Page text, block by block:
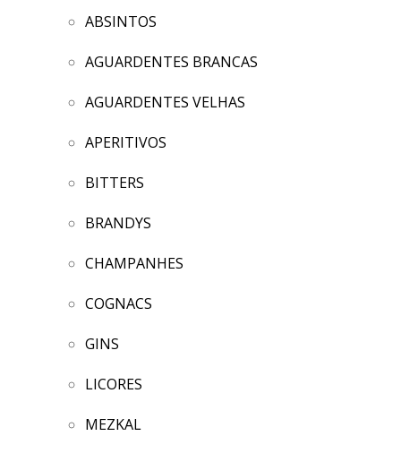
ABSINTOS
AGUARDENTES BRANCAS
AGUARDENTES VELHAS
APERITIVOS
BITTERS
BRANDYS
CHAMPANHES
COGNACS
GINS
LICORES
MEZKAL